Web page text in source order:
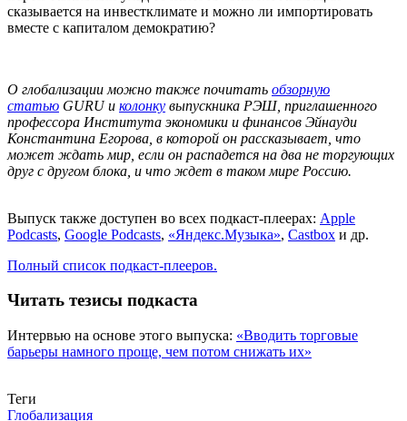
сказывается на инвестклимате и можно ли импортировать
вместе с капиталом демократию?
О глобализации можно также почитать обзорную
статью GURU и колонку выпускника РЭШ, приглашенного
профессора Института экономики и финансов Эйнауди
Константина Егорова, в которой он рассказывает, что
может ждать мир, если он распадется на два не торгующих
друг с другом блока, и что ждет в таком мире Россию.
Выпуск также доступен во всех подкаст-плеерах: Apple
Podcasts, Google Podcasts, «Яндекс.Музыка», Castbox и др.
Полный список подкаст-плееров.
Читать тезисы подкаста
Интервью на основе этого выпуска: «Вводить торговые
барьеры намного проще, чем потом снижать их»
Теги
Глобализация